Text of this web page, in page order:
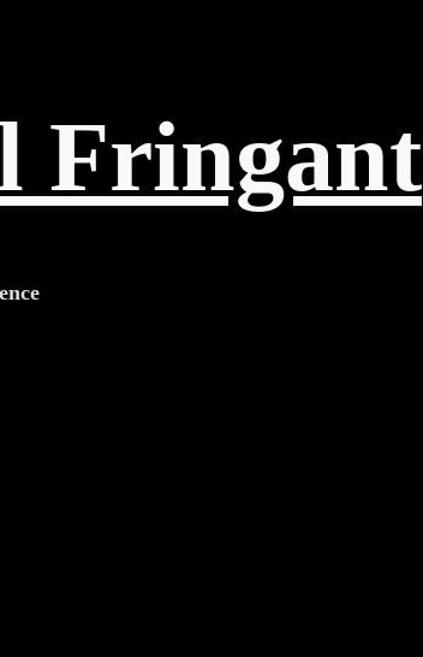
Fringant